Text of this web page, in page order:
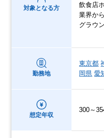
対象となる方
飲食店
業界か
グラウ
勤務地
東京都
岡県 愛
想定年収
300～